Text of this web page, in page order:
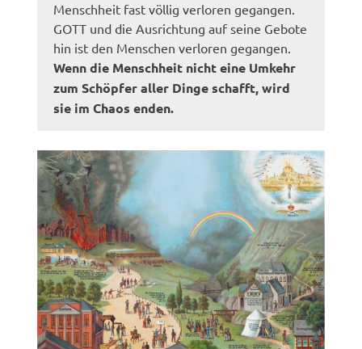
Menschheit fast völlig verloren gegangen.
GOTT und die Ausrichtung auf seine Gebote
hin ist den Menschen verloren gegangen.
Wenn die Menschheit nicht eine Umkehr
zum Schöpfer aller Dinge schafft, wird
sie im Chaos enden.